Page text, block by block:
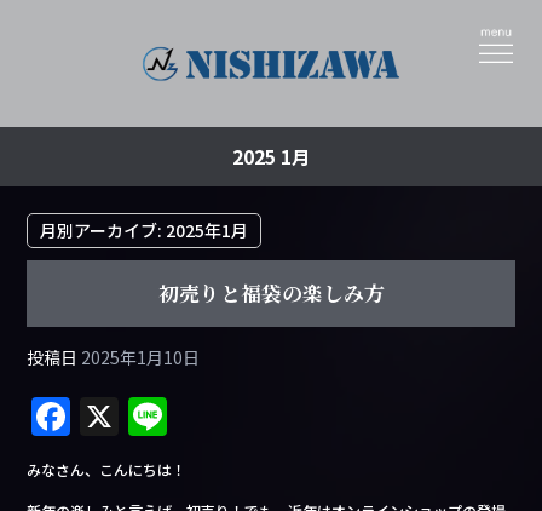
2025 1月
月別アーカイブ: 2025年1月
初売りと福袋の楽しみ方
投稿日 2025年1月10日
F
a
c
X
n
e
みなさん、こんにちは！